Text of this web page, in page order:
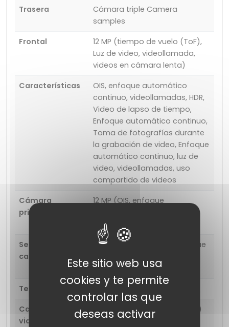
Trasera
Cámara triple Camera
samples
Frontal
12 MP (tiempo de vuelo (ToF),
Luz de video, videollamada,
videos en cámara lenta)
Características
OIS, enfoque automático
continuo, videollamadas, HDR,
Video de lapso de tiempo,
Enfoque automático continuo,
Toma de fotografías durante
la grabación de video, Enfoque
automático continuo, luz de
video, videollamadas, uso
compartido de videos
Cámara
principal
12 MP (OIS, enfoque
videollamadas, PDAF)
Segunda
camara
12 MP (Telephoto, OIS, enfoque
automático continuo,
videollamadas, PDAF)
Tercera camara
12 MP (ultra ancho)
Captura de
video
3840 x 2160 (4K UHD) (60 fps)
Este sitio web usa
cookies y te permite
controlar las que
deseas activar